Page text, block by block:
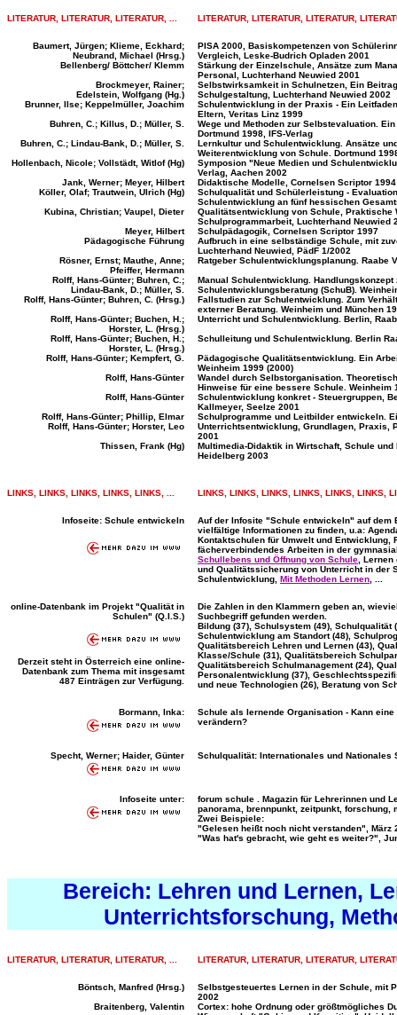
LITERATUR, LITERATUR, LITERATUR, ... LITERATUR, LITERATUR, LITERATUR,
Baumert, Jürgen; Klieme, Eckhard;
Neubrand, Michael (Hrsg.)
PISA 2000, Basiskompetenzen von
Vergleich, Leske-Budrich Opladen 2001
Bellenberg/ Böttcher/ Klemm
Stärkung der Einzelschule, Ansätze zum
Personal, Luchterhand Neuwied 2001
Brockmeyer, Rainer;
Edelstein, Wolfgang (Hg.)
Selbstwirksamkeit in Schulnetzen, Ein
Schulgestaltung, Luchterhand Neuwied 2002
Brunner, Ilse; Keppelmüller, Joachim
Schulentwicklung in der Praxis - Ein
Eltern, Veritas Linz 1999
Buhren, C.; Killus, D.; Müller, S.
Wege und Methoden zur Selbstevaluation.
Dortmund 1998, IFS-Verlag
Buhren, C.; Lindau-Bank, D.; Müller, S.
Lernkultur und Schulentwicklung. Ansätze
Weiterentwicklung von Schule. Dortmund
Hollenbach, Nicole; Vollstädt, Witlof (Hg)
Symposion "Neue Medien und
Verlag, Aachen 2002
Jank, Werner; Meyer, Hilbert
Didaktische Modelle, Cornelsen Scriptor 1994
Köller, Olaf; Trautwein, Ulrich (Hg)
Schulqualität und Schülerleistung -
Schulentwicklung an fünf hessischen
Kubina, Christian; Vaupel, Dieter
Qualitätsentwicklung von Schule, Praktische
Schulprogrammarbeit, Luchterhand Neuwied
Meyer, Hilbert
Schulpädagogik, Cornelsen Scriptor 1997
Pädagogische Führung
Aufbruch in eine selbständige Schule, mit
Luchterhand Neuwied, PädF 1/2002
Rösner, Ernst; Mauthe, Anne;
Pfeiffer, Hermann
Ratgeber Schulentwicklungsplanung. Raabe
Rolff, Hans-Günter; Buhren, C.;
Lindau-Bank, D.; Müller, S.
Manual Schulentwicklung. Handlungskonzept
Schulentwicklungsberatung (SchuB).
Rolff, Hans-Günter; Buhren, C. (Hrsg.)
Fallstudien zur Schulentwicklung. Zum
externer Beratung. Weinheim und München
Rolff, Hans-Günter; Buchen, H.;
Horster, L. (Hrsg.)
Unterricht und Schulentwicklung. Berlin,
Rolff, Hans-Günter; Buchen, H.;
Horster, L. (Hrsg.)
Schulleitung und Schulentwicklung. Berlin
Rolff, Hans-Günter; Kempfert, G.
Pädagogische Qualitätsentwicklung. Ein
Weinheim 1999 (2000)
Rolff, Hans-Günter
Wandel durch Selbstorganisation.
Hinweise für eine bessere Schule. Weinheim
Rolff, Hans-Günter
Schulentwicklung konkret - Steuergruppen,
Kallmeyer, Seelze 2001
Rolff, Hans-Günter; Phillip, Elmar
Schulprogramme und Leitbilder entwickeln.
Rolff, Hans-Günter; Horster, Leo
Unterrichtsentwicklung, Grundlagen, Praxis,
2001
Thissen, Frank (Hg)
Multimedia-Didaktik in Wirtschaft, Schule
Heidelberg 2003
LINKS, LINKS, LINKS, LINKS, LINKS, ... LINKS, LINKS, LINKS, LINKS, LINKS, LINKS,
Infoseite: Schule entwickeln
Auf der Infosite "Schule entwickeln" auf dem
vielfältige Informationen zu finden, u.a:
Kontaktschulen für Umwelt und Entwicklung,
fächerverbindendes Arbeiten in der
Schullebens und Öffnung von Schule ,
und Qualitätssicherung von Unterricht in der
Schulentwicklung, Mit Methoden Lernen
online-Datenbank im Projekt "Qualität in
Schulen" (Q.I.S.)
Derzeit steht in Österreich eine online-
Datenbank zum Thema mit insgesamt
487 Einträgen zur Verfügung.
Die Zahlen in den Klammern geben an,
Suchbegriff gefunden werden.
Bildung (37), Schulsystem (49), Schulqualität
Schulentwicklung am Standort (48),
Qualitätsbereich Lehren und Lernen (43),
Klasse/Schule (31), Qualitätsbereich
Qualitätsbereich Schulmanagement (24),
Personalentwicklung (37),
und neue Technologien (26), Beratung von
Bormann, Inka:
Schule als lernende Organisation - Kann
verändern?
Specht, Werner; Haider, Günter Schulqualität: Internationales und Nationales
Infoseite unter:
forum schule . Magazin für Lehrerinnen und
panorama, brennpunkt, zeitpunkt, forschung,
Zwei Beispiele:
"Gelesen heißt noch nicht verstanden", März
"Was hat's gebracht, wie geht es weiter?",
Bereich: Lehren und Lernen,
Unterrichtsforschung,
LITERATUR, LITERATUR, LITERATUR, ... LITERATUR, LITERATUR, LITERATUR,
Böntsch, Manfred (Hrsg.)
Selbstgesteuertes Lernen in der Schule, mit
2002
Braitenberg, Valentin
Cortex: hohe Ordnung oder größtmögliches